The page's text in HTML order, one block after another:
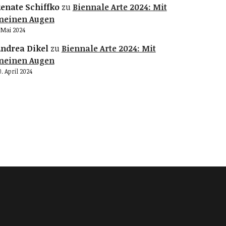
Schiffkozu Biennale Arte 2024: Mit
Augen
Mai 2024
Dikelzu Biennale Arte 2024: Mit
Augen
April 2024